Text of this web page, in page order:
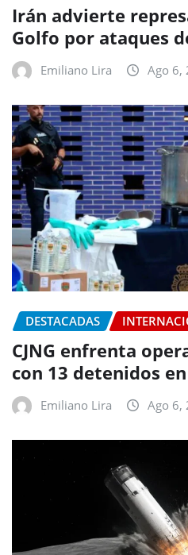
Irán advierte
Golfo por ataques
Emiliano Lira Ago 6,
DESTACADAS
CJNG enfrenta
con 13 detenidos
Emiliano Lira Ago 6,